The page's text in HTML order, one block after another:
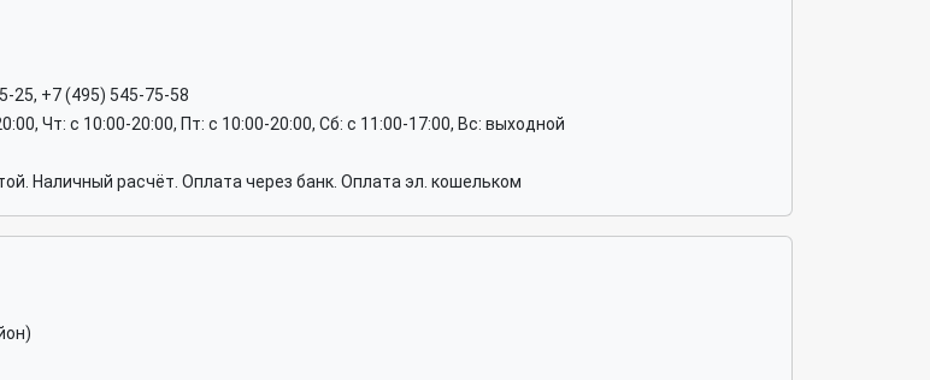
25, +7 (495) 545-75-58
Чт: c 10:00-20:00, Пт: c 10:00-20:00, Сб: c 11:00-17:00, Вс: выходной
Наличный расчёт. Оплата через банк. Оплата эл. кошельком